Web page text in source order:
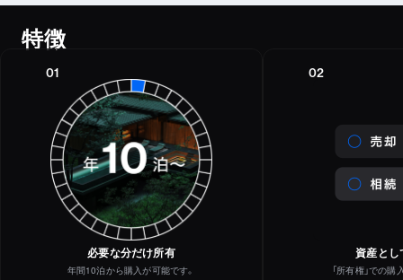
滞在中のオプションサービスや飲食費用は別途頂戴いたします。
特徴
01
必要な分だけ所有
年間10泊から購入が可能です。
02
資産とし
「所有権」での購